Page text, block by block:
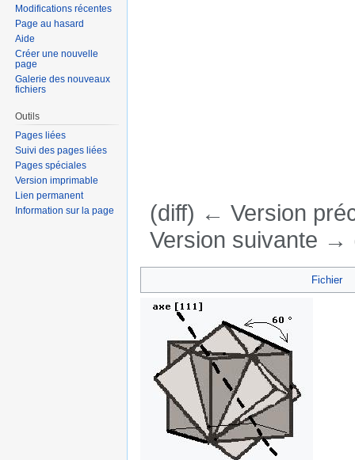
(diff) ← Version
Version suivante →
Fichier
Modifications récentes
Page au hasard
Aide
Créer une nouvelle
page
Galerie des nouveaux
fichiers
Outils
Pages liées
Suivi des pages liées
Pages spéciales
Version imprimable
Lien permanent
Information sur la page